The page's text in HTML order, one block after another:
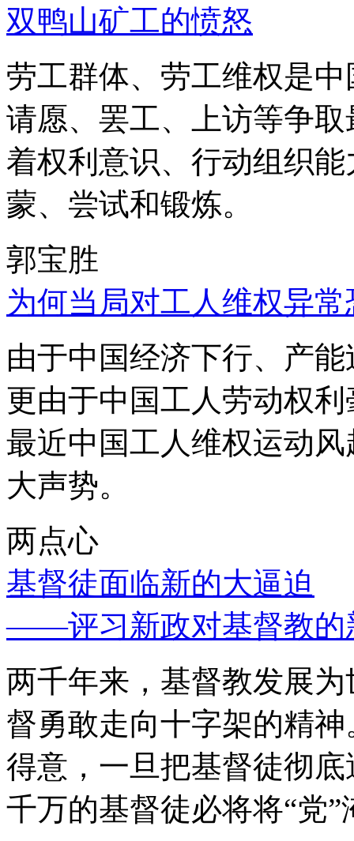
双鸭山矿工的愤怒
劳工群体、劳工维权是
请愿、罢工、上访等争
着权利意识、行动组织
蒙、尝试和锻炼。
郭宝胜
为何当局对工人维权异
由于中国经济下行、产
更由于中国工人劳动权
最近中国工人维权运动
大声势。
两点心
基督徒面临新的大逼迫
——评习新政对基督教的
两千年来，基督教发展
督勇敢走向十字架的精
得意，一旦把基督徒彻
千万的基督徒必将将“党”